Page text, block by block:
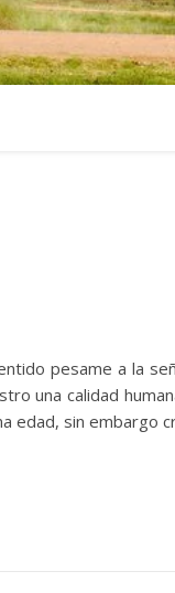
pesame a la
una calidad
edad, sin embargo